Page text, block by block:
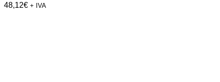
48,12€ + IVA